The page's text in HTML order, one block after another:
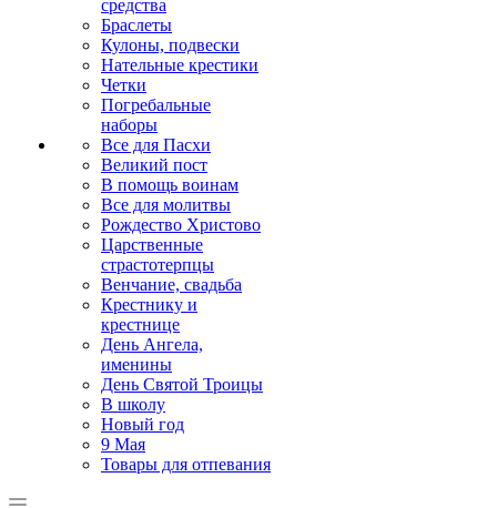
средства
Браслеты
Кулоны, подвески
Нательные крестики
Четки
Погребальные
наборы
Все для Пасхи
Великий пост
В помощь воинам
Все для молитвы
Рождество Христово
Царственные
страстотерпцы
Венчание, свадьба
Крестнику и
крестнице
День Ангела,
именины
День Святой Троицы
В школу
Новый год
9 Мая
Товары для отпевания